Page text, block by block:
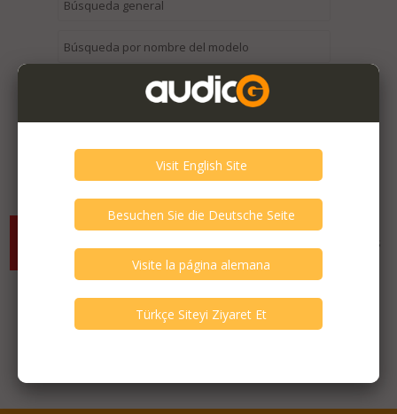
Anuncios antiguos en esta categoría >
No se encontraron anuncios que cumplan con los criterios
seleccionados. Puede ampliar sus criterios para encontrar más
Anuncios destacados